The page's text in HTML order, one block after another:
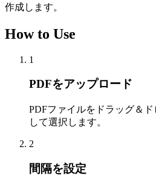
作成します。
How to Use
1
PDFをアップロード
PDFファイルをドラッグ＆
して選択します。
2
間隔を設定